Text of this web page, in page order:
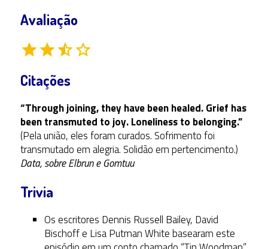
Avaliação
Citações
“Through joining, they have been healed. Grief has
been transmuted to joy. Loneliness to belonging.”
(Pela união, eles foram curados. Sofrimento foi
transmutado em alegria. Solidão em pertencimento.)
Data, sobre Elbrun e Gomtuu
Trivia
Os escritores Dennis Russell Bailey, David
Bischoff e Lisa Putman White basearam este